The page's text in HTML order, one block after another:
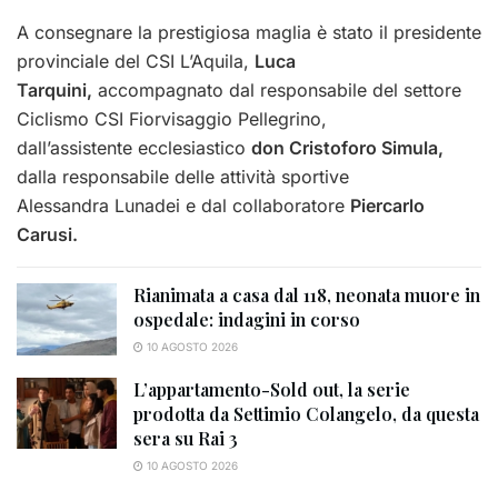
A consegnare la prestigiosa maglia è stato il presidente
provinciale del CSI L’Aquila, Luca
Tarquini, accompagnato dal responsabile del settore
Ciclismo CSI Fiorvisaggio Pellegrino,
dall’assistente ecclesiastico don Cristoforo Simula,
dalla responsabile delle attività sportive
Alessandra Lunadei e dal collaboratore Piercarlo
Carusi.
Rianimata a casa dal 118, neonata muore in
ospedale: indagini in corso
10 AGOSTO 2026
L’appartamento-Sold out, la serie
prodotta da Settimio Colangelo, da questa
sera su Rai 3
10 AGOSTO 2026